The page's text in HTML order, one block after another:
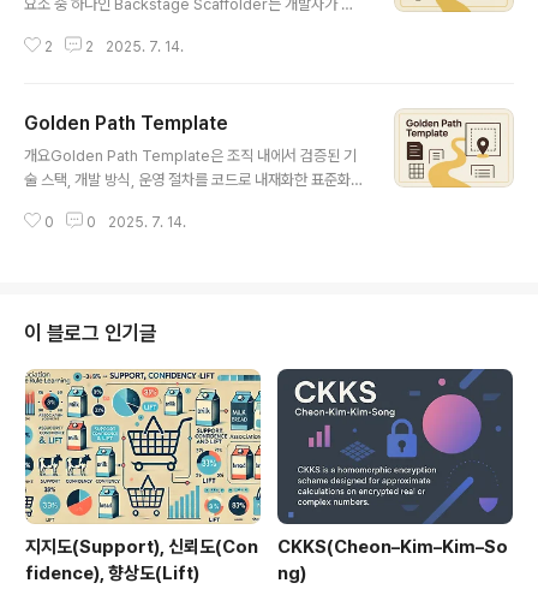
요소 중 하나인 Backstage Scaffolder는 개발자가 신
수 있도록 지원하는 템플릿 기반 자동화 생성 도구이다. 반
엔지니어링 팀이 주도하는 현대 소프트웨어 개발 문화의
핵심 컴포넌트다.1. 개념 및 정의Backstage Scaffolder
는 CNCF가 후원하고 Spotify가 주도하는 IDP 오픈소스
릿을 기반으로 새로운 서비스, 라이브러리, 인프라 구성 등
2 2 2025. 7. 14.
Golden Path Template
개요Golden Path Template은 조직 내에서 검증된 기
술 스택, 개발 방식, 운영 절차를 코드로 내재화한 표준화
가이드하고 지원하는 DevEx 전략의 핵심 도구다. 반복되
Path)” — 즉, 성공 확률이 높은 최적의 개발 흐름을 코드,
도구, 문서, 정책 등으로 구성해, 프로젝트 초기화와 서비스
설계에 빠르게 적용할 수 있도록 만든 템플릿이다.목적: 개
발자의 생산성과 일관성을 동시에 확보기반 요소: 템플릿
코드, CI/CD 설정, 보안 규칙, 모니터링..
0 0 2025. 7. 14.
이 블로그 인기글
지지도(Support), 신뢰도(Con
fidence), 향상도(Lift)
CKKS(Cheon–Kim–Kim–So
ng)